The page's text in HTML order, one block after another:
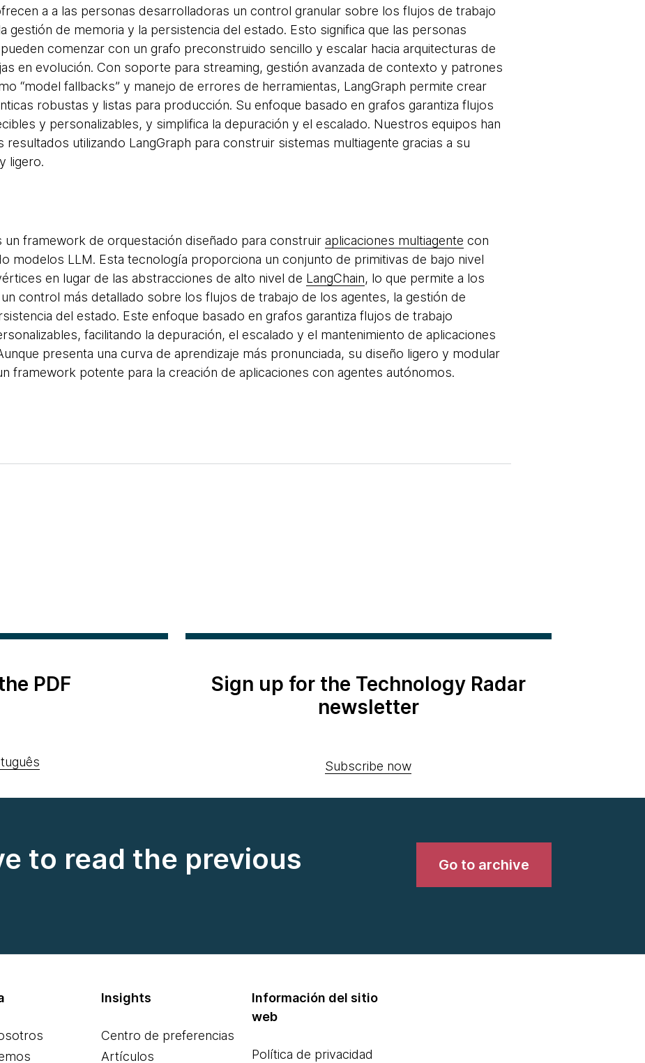
a a las personas desarrolladoras un control granular sobre los flujos de trabajo
gestión de memoria y la persistencia del estado. Esto significa que las personas
comenzar con un grafo preconstruido sencillo y escalar hacia arquitecturas de
en evolución. Con soporte para streaming, gestión avanzada de contexto y patrones
“model fallbacks” y manejo de errores de herramientas, LangGraph permite crear
robustas y listas para producción. Su enfoque basado en grafos garantiza flujos
y personalizables, y simplifica la depuración y el escalado. Nuestros equipos han
resultados utilizando LangGraph para construir sistemas multiagente gracias a su
ligero.
un framework de orquestación diseñado para construir aplicaciones multiagente con
modelos LLM. Esta tecnología proporciona un conjunto de primitivas de bajo nivel
en lugar de las abstracciones de alto nivel de LangChain, lo que permite a los
control más detallado sobre los flujos de trabajo de los agentes, la gestión de
del estado. Este enfoque basado en grafos garantiza flujos de trabajo
facilitando la depuración, el escalado y el mantenimiento de aplicaciones
presenta una curva de aprendizaje más pronunciada, su diseño ligero y modular
framework potente para la creación de aplicaciones con agentes autónomos.
PDF
Sign up for the Technology Radar
newsletter
Subscribe now
to read the previous
Go to archive
Insights
Centro de preferencias
Artículos
Información del sitio
web
Política de privacidad